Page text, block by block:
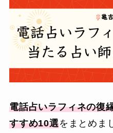
電話占いラフィネの復
すすめ10選をまとめま